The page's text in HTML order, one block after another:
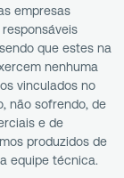
empresas
que estes na
nenhuma
vinculados no
não sofrendo, de
e de
produzidos de
equipe técnica.